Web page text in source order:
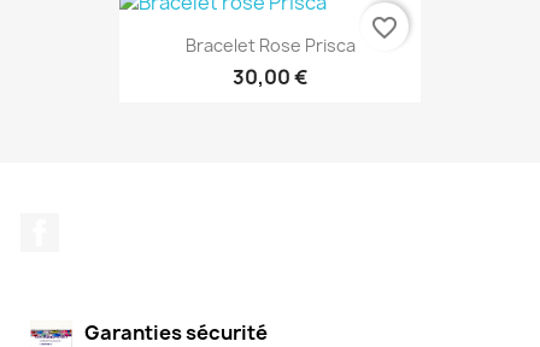
Bracelet Rose Prisca
30,00 €
favorite_border
Garanties sécurité